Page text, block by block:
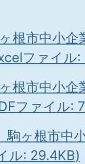
ヶ根市中小
ファイル:
ヶ根市中小
ファイル:
駒ヶ根市中
ル: 29.4KB)